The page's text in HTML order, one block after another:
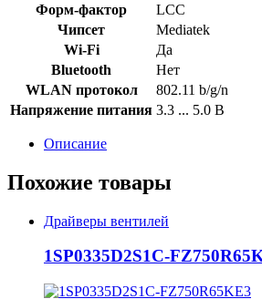
Форм-фактор
LCC
Чипсет
Mediatek
Wi-Fi
Да
Bluetooth
Нет
WLAN протокол
802.11 b/g/n
Напряжение питания 3.3 ... 5.0 В
Описание
Похожие товары
Драйверы вентилей
1SP0335D2S1C-